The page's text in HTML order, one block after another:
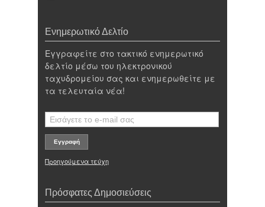
Ενημερωτικό Δελτίο
Εγγραφείτε στο τακτικό ενημερωτικό
δελτίο μέσω του ηλεκτρονικού
ταχυδρομείου σας και ενημερωθείτε με
τα τελευταία νέα!
Προηγούμενα τεύχη
Πρόσφατες Δημοσιεύσεις